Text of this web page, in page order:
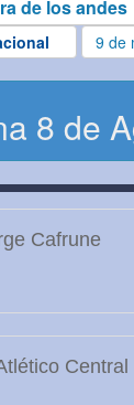
de los andes
9 de
8 de
Cafrune
Central